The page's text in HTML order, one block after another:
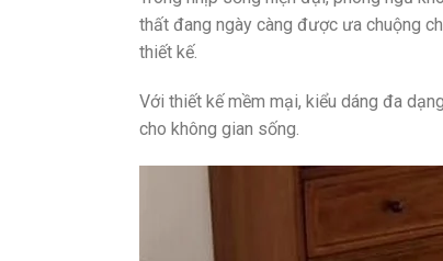
thất đang ngày càng được ưa chuộng
thiết kế.
Với thiết kế mềm mại, kiểu dáng đa
cho không gian sống.